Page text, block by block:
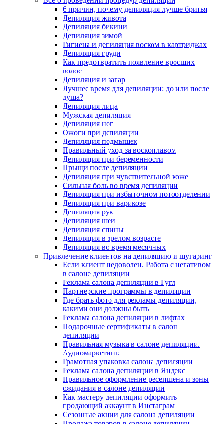
6 причин, почему депиляция лучше бритья
Депиляция живота
Депиляция бикини
Депиляция зимой
Гигиена и депиляция воском в картриджах
Депиляция груди
Как предотвратить появление вросших
волос
Депиляция и загар
Лучшее время для депиляции: до или после
душа?
Депиляция лица
Мужская депиляция
Депиляция ног
Ожоги при депиляции
Депиляция подмышек
Правильный уход за воскоплавом
Депиляция при беременности
Прыщи после депиляции
Депиляция при чувствительной коже
Сильная боль во время депиляции
Депиляция при избыточном потоотделении
Депиляция при варикозе
Депиляция рук
Депиляция шеи
Депиляция спины
Депиляция в зрелом возрасте
Депиляция во время месячных
Привлечение клиентов на депиляцию и шугаринг
Если клиент недоволен. Работа с негативом
в салоне депиляции
Реклама салона депиляции в Гугл
Партнерские программы в депиляции
Где брать фото для рекламы депиляции,
какими они должны быть
Реклама салона депиляции в лифтах
Подарочные сертификаты в салон
депиляции
Правильная музыка в салоне депиляции.
Аудиомаркетинг.
Грамотная упаковка салона депиляции
Реклама салона депиляции в Яндекс
Правильное оформление ресепшена и зоны
ожидания в салоне депиляции
Как мастеру депиляции оформить
продающий аккаунт в Инстаграм
Сезонные акции для салона депиляции